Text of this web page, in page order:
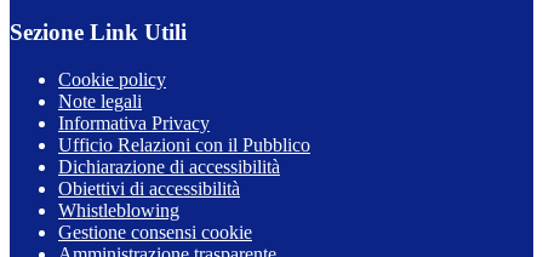
Sezione Link Utili
Cookie policy
Note legali
Informativa Privacy
Ufficio Relazioni con il Pubblico
Dichiarazione di accessibilità
Obiettivi di accessibilità
Whistleblowing
Gestione consensi cookie